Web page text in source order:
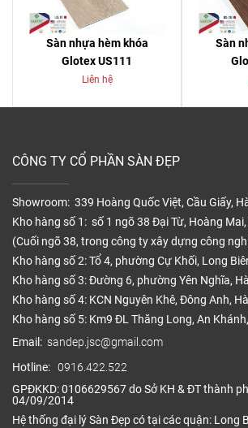
Sàn nhựa hèm khóa
Glotex US111
Liên hệ
Sàn
CÔNG TY CỔ PHẦN SÀN ĐẸP
Showroom: 339 Hoàng Quốc Việt, Cầu Giấy,
Kho hàng số 1: số 1 ngõ 38 Đại Từ, Hoàng
(Cuối ngõ 38, trong công ty xây dựng công
Kho hàng số 2: Tổ 4, phường Cự Khối, Long
Kho hàng số 3: Đường 6, phường Yên Nghĩa,
Kho hàng số 4: KCN Nguyên Khê, Đông Anh,
Kho hàng số 5: Km9 ĐL Thăng Long, An
Email: sandep.jsc@gmail.com
Hotline: 0916.422.522
GPĐKKD: 0106629567 do Sở KH & ĐT thành
04/09/2014
Hệ thống đại lý Sàn Đẹp có tại các quận: Long